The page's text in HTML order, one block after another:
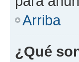
Arriba
¿Qué